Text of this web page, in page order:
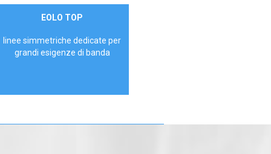
ContattaciEOLO TOP
linee simmetriche dedicate per
grandi esigenze di banda